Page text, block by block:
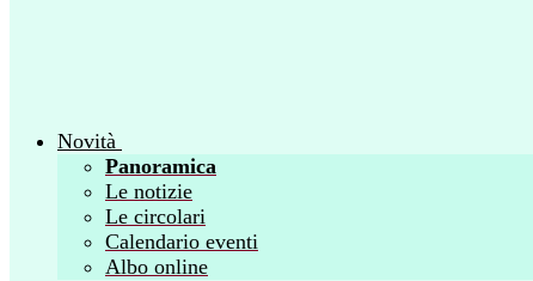
Novità
Panoramica
Le notizie
Le circolari
Calendario eventi
Albo online